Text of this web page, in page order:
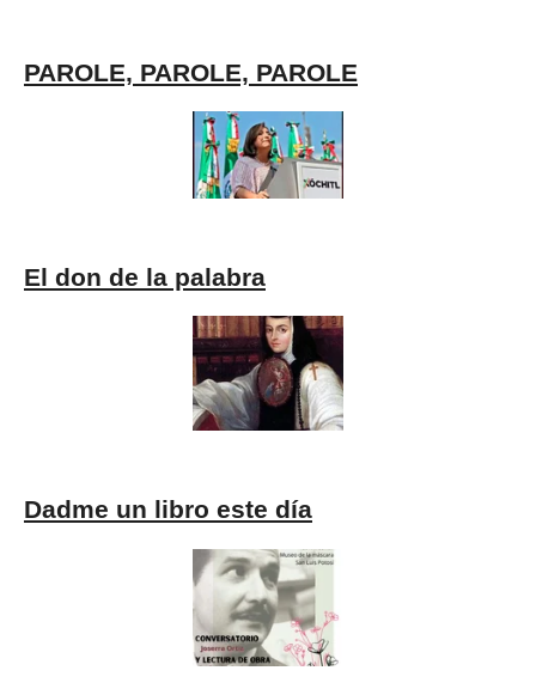
PAROLE, PAROLE, PAROLE
El don de la palabra
Dadme un libro este día